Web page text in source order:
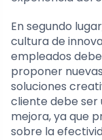
En segundo
cultura de
empleados
proponer
soluciones
cliente debe
mejora, ya que
sobre la